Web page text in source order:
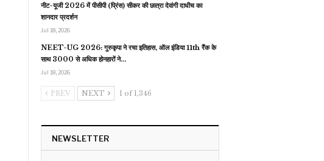
नीट-यूजी 2026 में पीसीपी (प्रिंस) सीकर की छात्रा देवांगी दाधीच का
शानदार प्रदर्शन
Jul 18, 2026
NEET-UG 2026: गुरुकृपा ने रचा इतिहास, ऑल इंडिया 11th रैंक के
साथ 3000 से अधिक होनहारों ने…
Jul 18, 2026
PREV NEXT 1 of 1,346
NEWSLETTER